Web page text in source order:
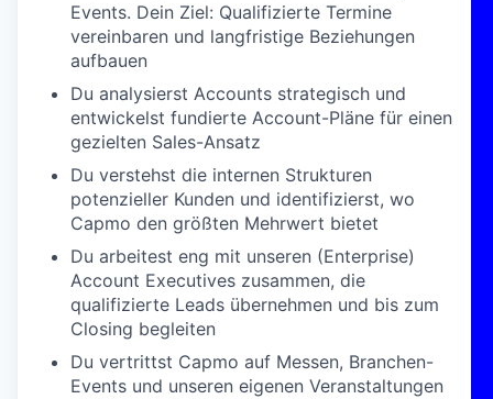
Events. Dein Ziel: Qualifizierte Termine
vereinbaren und langfristige Beziehungen
aufbauen
Du analysierst Accounts strategisch und
entwickelst fundierte Account-Pläne für einen
gezielten Sales-Ansatz
Du verstehst die internen Strukturen
potenzieller Kunden und identifizierst, wo
Capmo den größten Mehrwert bietet
Du arbeitest eng mit unseren (Enterprise)
Account Executives zusammen, die
qualifizierte Leads übernehmen und bis zum
Closing begleiten
Du vertrittst Capmo auf Messen, Branchen-
Events und unseren eigenen Veranstaltungen